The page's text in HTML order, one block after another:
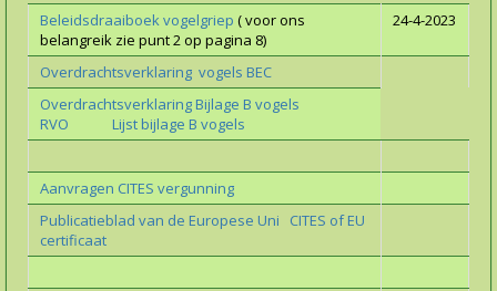
Beleidsdraaiboek vogelgriep ( voor ons
belangreik zie punt 2 op pagina 8)
24-4-2023
Overdrachtsverklaring vogels BEC
Overdrachtsverklaring Bijlage B vogels
RVO Lijst bijlage B vogels
Aanvragen CITES vergunning
Publicatieblad van de Europese Uni CITES of EU
certificaat